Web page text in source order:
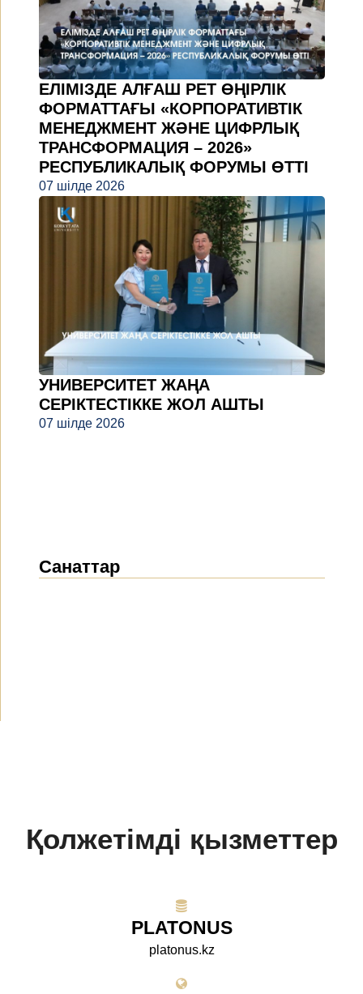
ЕЛІМІЗДЕ АЛҒАШ РЕТ ӨҢІРЛІК
ФОРМАТТАҒЫ «КОРПОРАТИВТІК
МЕНЕДЖМЕНТ ЖӘНЕ ЦИФРЛЫҚ
ТРАНСФОРМАЦИЯ – 2026»
РЕСПУБЛИКАЛЫҚ ФОРУМЫ ӨТТІ
07 шілде 2026
УНИВЕРСИТЕТ ЖАҢА
СЕРІКТЕСТІККЕ ЖОЛ АШТЫ
07 шілде 2026
Санаттар
Қолжетімді қызметтер
PLATONUS
platonus.kz